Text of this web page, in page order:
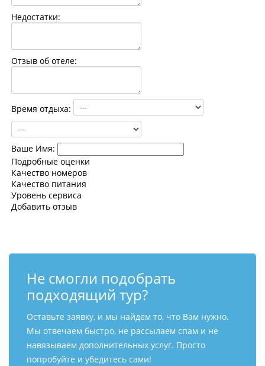
Контакты
Недостатки:
Отзыв об отеле:
Время отдыха:
Ваше Имя:
Подробные оценки
Качество номеров
Качество питания
Уровень сервиса
Добавить отзыв
Не смогли подобрать
подходящий тур?
Оставьте заявку, и мы найдем то, что Вам нужно.
Мы отвечаем быстро, не рассылаем спам и не
навязываем дополнительных услуг. Просто
попробуйте и убедитесь сами!